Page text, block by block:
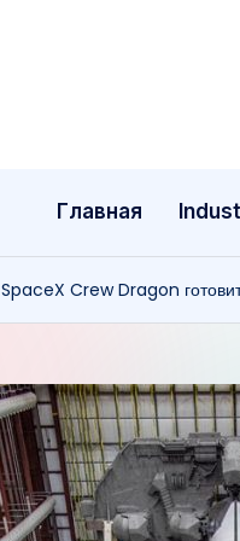
Главная
SpaceX Crew Dragon